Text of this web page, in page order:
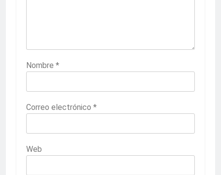
Nombre *
Correo electrónico *
Web